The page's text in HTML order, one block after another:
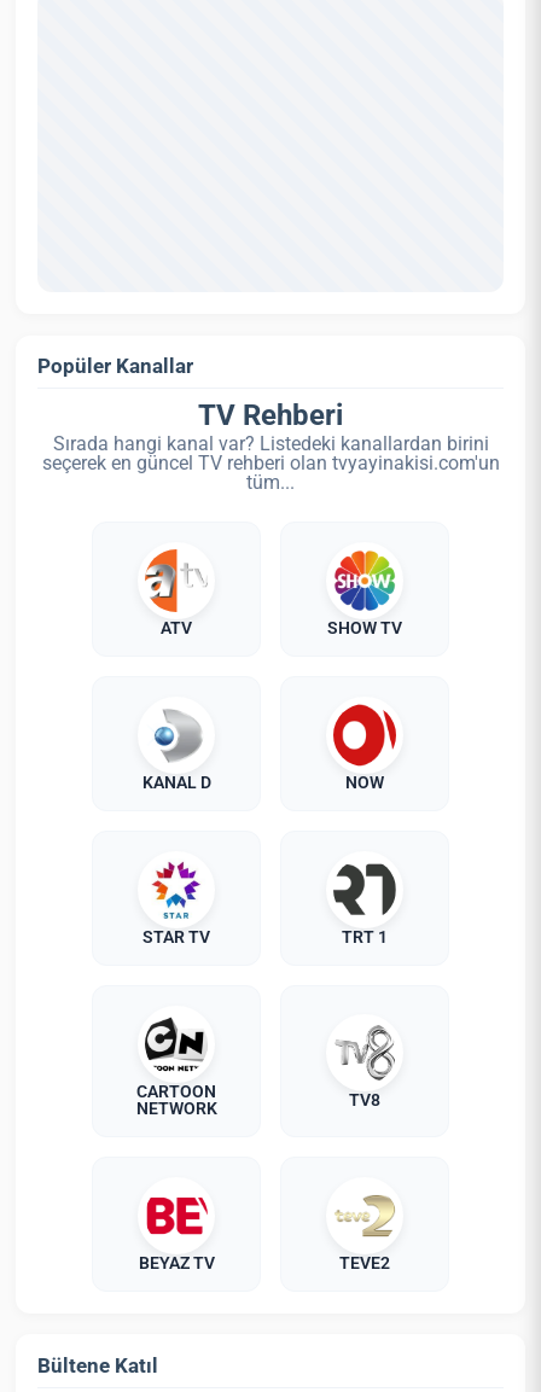
Popüler Kanallar
TV Rehberi
Sırada hangi kanal var? Listedeki kanallardan birini
seçerek en güncel TV rehberi olan tvyayinakisi.com'un
tüm...
ATV SHOW TV
KANAL D NOW
STAR TV TRT 1
CARTOON
NETWORK
TV8
BEYAZ TV TEVE2
Bültene Katıl